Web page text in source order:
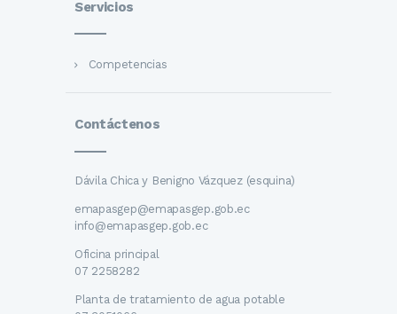
Servicios
Competencias
Contáctenos
Dávila Chica y Benigno Vázquez (esquina)
emapasgep@emapasgep.gob.ec
info@emapasgep.gob.ec
Oficina principal
07 2258282
Planta de tratamiento de agua potable